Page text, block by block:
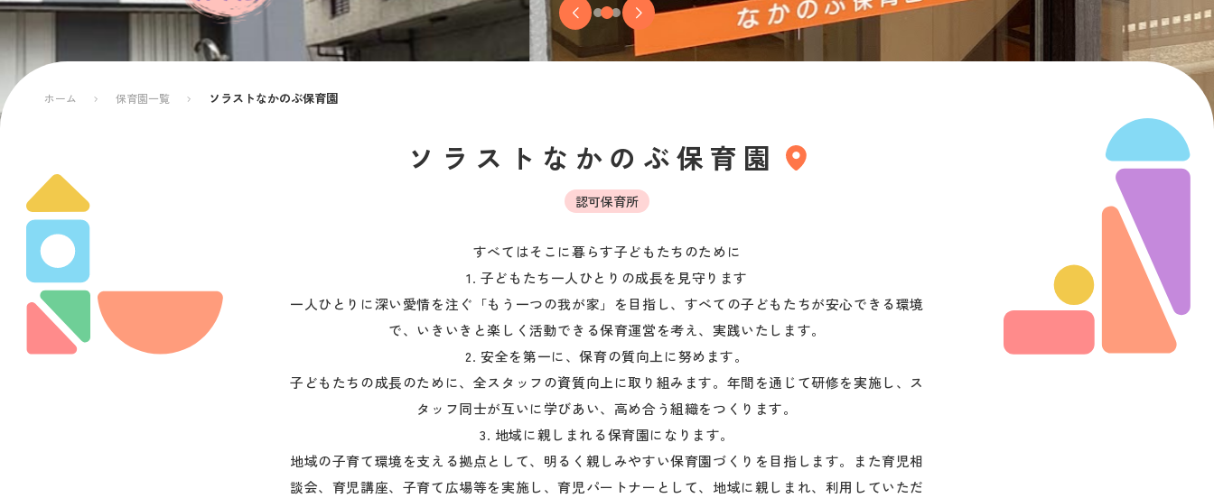
ホーム 保育園一覧 ソラストなかのぶ保育園
ソラストなかのぶ保育園
認可保育所
すべてはそこに暮らす子どもたちのために
1. 子どもたち一人ひとりの成長を見守ります
一人ひとりに深い愛情を注ぐ「もう一つの我が家」を目指し、すべての子どもたちが安心できる環境
で、いきいきと楽しく活動できる保育運営を考え、実践いたします。
2. 安全を第一に、保育の質向上に努めます。
子どもたちの成長のために、全スタッフの資質向上に取り組みます。年間を通じて研修を実施し、ス
タッフ同士が互いに学びあい、高め合う組織をつくります。
3. 地域に親しまれる保育園になります。
地域の子育て環境を支える拠点として、明るく親しみやすい保育園づくりを目指します。また育児相
談会、育児講座、子育て広場等を実施し、育児パートナーとして、地域に親しまれ、利用していただ